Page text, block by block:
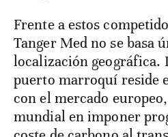
Frente a estos
Tanger Med no se basa
localización geográfica.
puerto marroquí reside
con el mercado
mundial en imponer